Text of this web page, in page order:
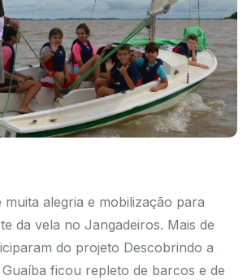
muita alegria e mobilização para
da vela no Jangadeiros. Mais de
do projeto Descobrindo a
ficou repleto de barcos e de